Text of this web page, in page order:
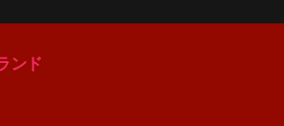
ンド